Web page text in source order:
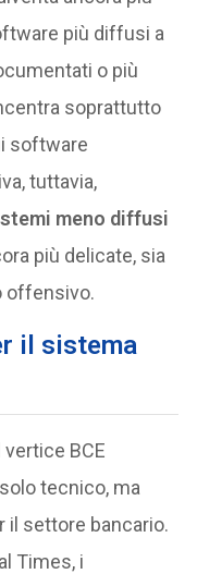
più diffusi a
o più
soprattutto
software
tuttavia,
meno diffusi
più delicate, sia
offensivo.
il sistema
BCE
tecnico, ma
il settore bancario.
Times, i